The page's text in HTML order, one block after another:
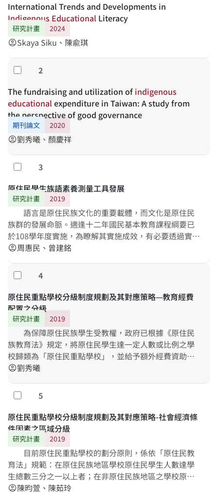
International Trends and Developments in
Indigenous Educational Literacy
研究計畫 2024
account_circleSkaya Siku、陳兪琪
勾選
2
The fundraising and utilization of indigenous
educationalexpenditure in Taiwan: A study from
the perspective of good governance
期刊論文 2020
account_circle劉秀曦、顏慶祥
勾選
3
原住民學生族語素養測量工具發展
研究計畫 2019
語言是原住民族文化的重要載體，而文化是原住民
族群的發展命脈。適逢十二年國民基本教育課程綱要已
於108學年度實施，為瞭解其實施成效，有必要透過實證
研究進行分析與討論，瞭解原住民學生族語素養上的發
素養問卷，依據新課綱原住民族語文中「學習表現」與
「學習內容」之指標，逐步發展各階段之族語素養測量
工具，作為未來TASA-L長期追蹤調查之測量依據。研究
結果將有助於了解現職教師實施族語教學之現況，以及
發現適當之族語素養標準化測量工具。
account_circle周惠民、曾建銘
勾選
4
原住民重點學校分級制度規劃及其對應策略—教育經費
配置之分級
研究計畫 2019
為保障原住民族學生受教權，政府已根據《原住民
族教育法》規定，將原住民學生達一定人數或比例之學
校歸類為「原住民重點學校」，並給予額外經費資助。
但就現行經費補助情形觀之，由於各項補助計畫之間缺
原住民重點學校受到交通、文化、生活機能、數位環境
與社會經濟條件等多元因素影響，造成各校之學校發展
特色與教育經費需求具有差異，實有必要將前述影響因
素納入考量，據此將原住民重點學校重新進行適當分
類，再根據不同類型學校之特殊需求，給予足夠的經費
補助，藉此達成教育機會均等目標。基於此，本計畫旨
在透過研究將原住民重點學校進行更細緻的分級（分
類），其後再根據不同級別（類型）學校之發展需求，
改進現有之教育經費配置方案。
account_circle劉秀曦
勾選
5
原住民重點學校分級制度規劃及其對應策略-社會經濟條
件因素之區域分級
研究計畫 2019
目前原住民重點學校的劃分原則，係依「原住民教
育法」規範：在原住民族地區學校原住民學生人數達學
生總數三分之一以上者；在非原住民族地區之學校原住
民學生人數達一百人以上或達學生總數三分之一以上，
account_circle陳昀萱、陳茹玲